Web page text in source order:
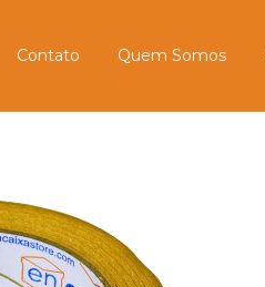
Contato Quem Somos